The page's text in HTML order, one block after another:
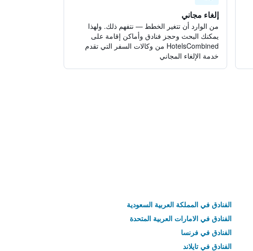
إلغاء مجاني
من الوارد أن تتغير الخطط — نتفهم ذلك. ولهذا
يمكنك البحث وحجز فنادق وأماكن إقامة على
HotelsCombined من وكالات السفر التي تقدم
خدمة الإلغاء المجاني
الفنادق في المملكة العربية السعودية
الفنادق في الامارات العربية المتحدة
الفنادق في فرنسا
الفنادق في تايلاند